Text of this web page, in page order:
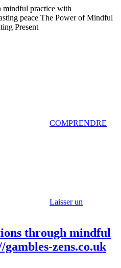
mindful practice with
peace The Power of Mindful
Present
COMPRENDRE
Laisser un
through mindful
zens.co.uk